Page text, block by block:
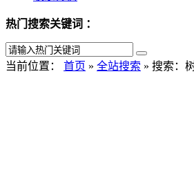
热门搜索关键词 ：
当前位置： 首页 » 全站搜索 » 搜索：